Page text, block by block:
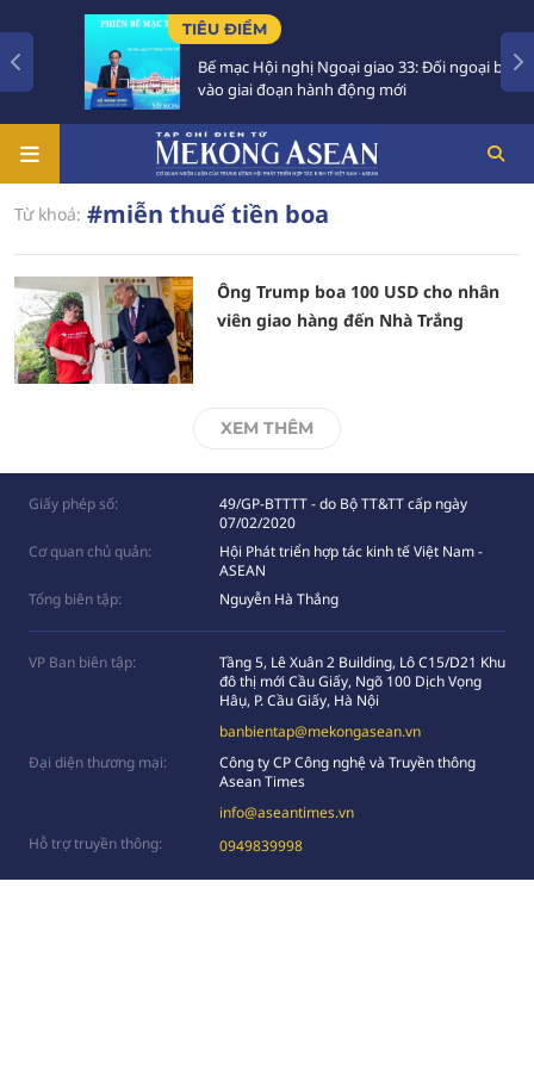
TIÊU ĐIỂM
Bế mạc Hội nghị Ngoại giao 33: Đối ngoại bước
vào giai đoạn hành động mới
Từ khoá: #miễn thuế tiền boa
Ông Trump boa 100 USD cho nhân
viên giao hàng đến Nhà Trắng
XEM THÊM
Giấy phép số:
49/GP-BTTTT - do Bộ TT&TT cấp ngày
07/02/2020
Cơ quan chủ quản:
Hội Phát triển hợp tác kinh tế Việt Nam -
ASEAN
Tổng biên tập:
Nguyễn Hà Thắng
VP Ban biên tập:
Tầng 5, Lê Xuân 2 Building, Lô C15/D21 Khu
đô thị mới Cầu Giấy, Ngõ 100 Dịch Vọng
Hâụ, P. Cầu Giấy, Hà Nội
banbientap@mekongasean.vn
Đại diện thương mại:
Công ty CP Công nghệ và Truyền thông
Asean Times
info@aseantimes.vn
Hỗ trợ truyền thông:
0949839998